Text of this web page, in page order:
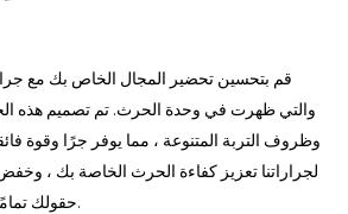
قم بتحسين تحضير المجال الخاص بك مع
والتي ظهرت في وحدة الحرث. تم تصميم هذه
وظروف التربة المتنوعة ، مما يوفر جرًا وقوة
لجراراتنا تعزيز كفاءة الحرث الخاصة بك ، وخفض
حقولك تمامًا لموسم الزراعة المقبل.